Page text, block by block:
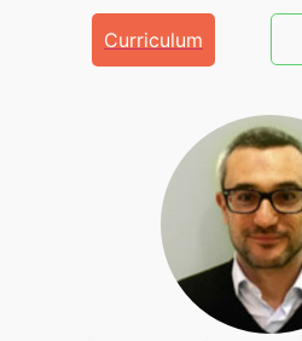
Curriculum